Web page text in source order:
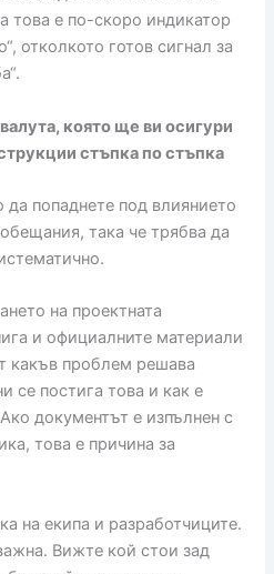
това е по-скоро индикатор
отколкото готов сигнал за
която ще ви осигури
стъпка по стъпка
да попаднете под влиянието
така че трябва да
на проектната
и официалните материали
какъв проблем решава
се постига това и как е
документът е изпълнен с
това е причина за
на екипа и разработчиците.
Вижте кой стои зад